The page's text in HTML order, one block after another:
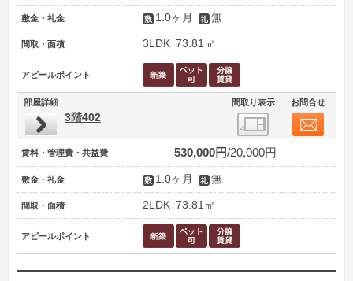
敷金・礼金 1.0ヶ月 無
間取・面積 3LDK 73.81㎡
アピールポイント
部屋詳細 間取り表示 お問合せ
3階402
賃料・管理費・共益費 530,000円 20,000円
敷金・礼金 1.0ヶ月 無
間取・面積 2LDK 73.81㎡
アピールポイント